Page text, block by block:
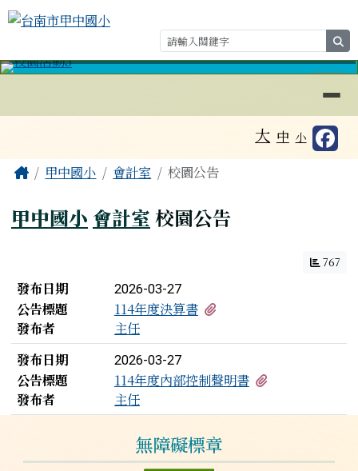
跳至主內容區
台南市甲中國小
⏸
大 中 小
主內容區域
Home甲中國小 會計室 校園公告
甲中國小 會計室 校園公告
767
新聞列表
發布日期 2026-03-27
公告標題 114年度決算書
發布者
主任
發布日期
2026-03-27
公告標題 114年度內部控制聲明書
發布者
主任
無障礙標章
頁尾區域